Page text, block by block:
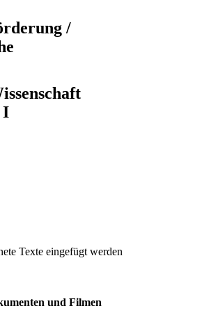
/
I
Texte eingefügt werden
und Filmen